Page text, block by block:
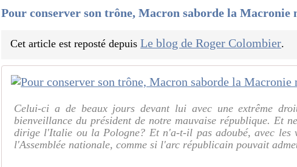
Pour conserver son trône, Macron saborde la Macronie
Cet article est reposté depuisLe blog de Roger Colombier.
Celui-ci a de beaux jours devant lui avec une extrême
bienveillance du président de notre mauvaise république. Et
dirige l'Italie ou la Pologne? Et n'a-t-il pas adoubé, avec les
l'Assemblée nationale, comme si l'arc républicain pouvait